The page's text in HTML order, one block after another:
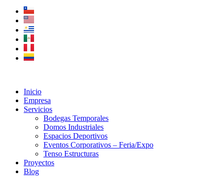
Inicio
Empresa
Servicios
Bodegas Temporales
Domos Industriales
Espacios Deportivos
Eventos Corporativos – Feria/Expo
Tenso Estructuras
Proyectos
Blog